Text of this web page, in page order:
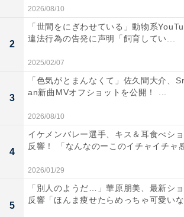
2026/08/10
2
「世間をにぎわせている」動物系
違法行為の告発に声明「飼育してい...
2025/02/07
3
「色気がとまんなくて」佐久間大介、
an新曲MVオフショットを公開！ ...
2026/08/10
4
イケメンバレー選手、キス＆耳食べシ
反響！ 「なんなのーこのイチャイチャ
2026/01/29
5
「別人のようだ…」華原朋美、最新シ
反響「ほんま痩せたらめっちゃ可愛い